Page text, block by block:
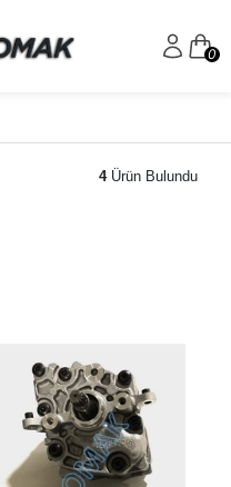
0
4Ürün Bulundu